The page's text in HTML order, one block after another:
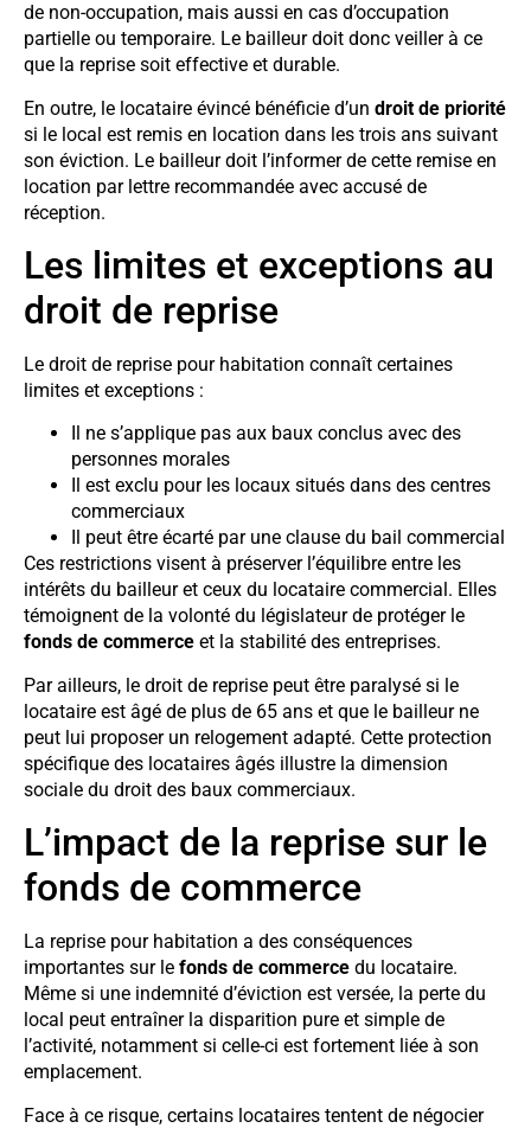
de non-occupation, mais aussi en cas d’occupation
partielle ou temporaire. Le bailleur doit donc veiller à ce
que la reprise soit effective et durable.
En outre, le locataire évincé bénéficie d’un droit de priorité
si le local est remis en location dans les trois ans suivant
son éviction. Le bailleur doit l’informer de cette remise en
location par lettre recommandée avec accusé de
réception.
Les limites et exceptions au
droit de reprise
Le droit de reprise pour habitation connaît certaines
limites et exceptions :
Il ne s’applique pas aux baux conclus avec des
personnes morales
Il est exclu pour les locaux situés dans des centres
commerciaux
Il peut être écarté par une clause du bail commercial
Ces restrictions visent à préserver l’équilibre entre les
intérêts du bailleur et ceux du locataire commercial. Elles
témoignent de la volonté du législateur de protéger le
fonds de commerce et la stabilité des entreprises.
Par ailleurs, le droit de reprise peut être paralysé si le
locataire est âgé de plus de 65 ans et que le bailleur ne
peut lui proposer un relogement adapté. Cette protection
spécifique des locataires âgés illustre la dimension
sociale du droit des baux commerciaux.
L’impact de la reprise sur le
fonds de commerce
La reprise pour habitation a des conséquences
importantes sur le fonds de commerce du locataire.
Même si une indemnité d’éviction est versée, la perte du
local peut entraîner la disparition pure et simple de
l’activité, notamment si celle-ci est fortement liée à son
emplacement.
Face à ce risque, certains locataires tentent de négocier